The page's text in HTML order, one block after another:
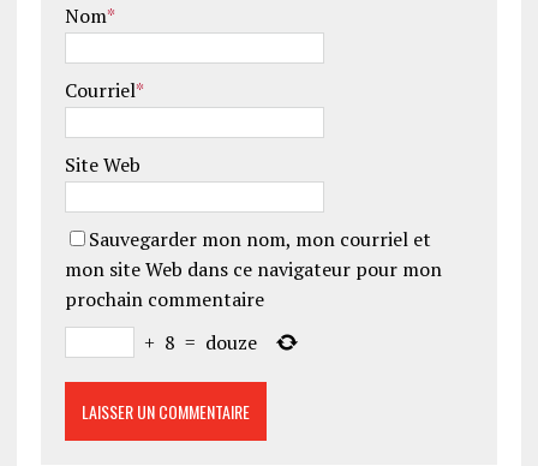
Nom*
Courriel*
Site Web
Sauvegarder mon nom, mon courriel et
mon site Web dans ce navigateur pour mon
prochain commentaire
+ 8 = douze